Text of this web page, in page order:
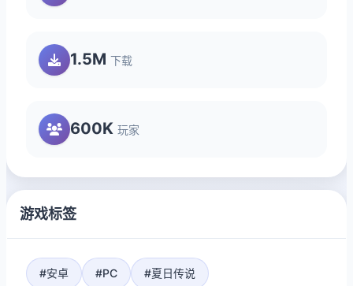
1.5M 下载
600K 玩家
游戏标签
#安卓 #PC #夏日传说